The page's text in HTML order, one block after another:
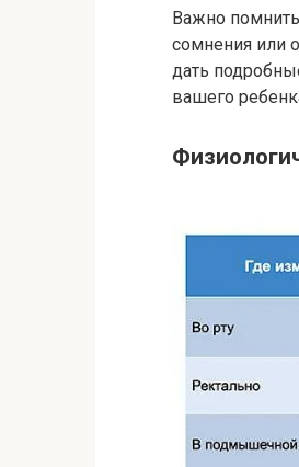
Важно
сомнения или
дать
вашего